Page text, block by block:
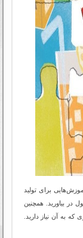
برای تولید
در بیاورید. همچنین
به آن نیاز دارید.